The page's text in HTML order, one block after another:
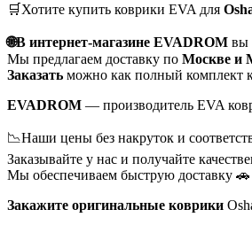
🛒Хотите купить коврики EVA для
🌐В интернет-магазине EVADROM вы
Мы предлагаем доставку по Москве и
Заказать можно как полный комплект
EVADROM — производитель EVA
📉Наши цены без накруток и
Заказывайте у нас и получайте
Мы обеспечиваем быструю доставку
Закажите оригинальные коврики